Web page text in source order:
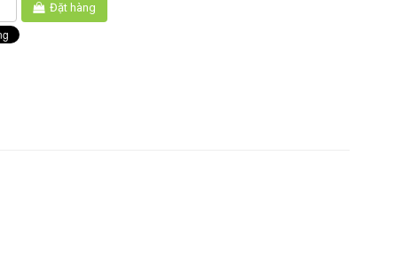
Đặt hàng